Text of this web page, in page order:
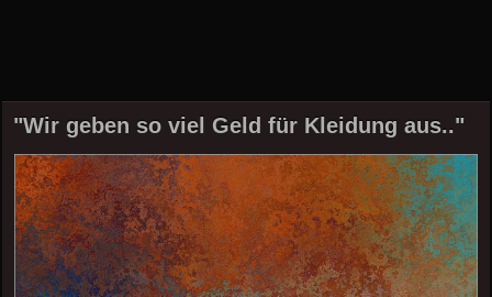
"Wir geben so viel Geld für Kleidung aus.."